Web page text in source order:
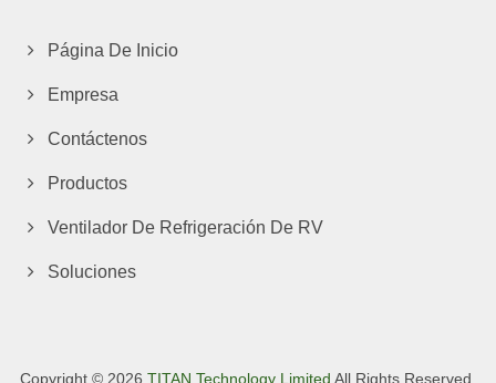
Página De Inicio
Empresa
Contáctenos
Productos
Ventilador De Refrigeración De RV
Soluciones
Copyright © 2026 TITAN Technology Limited All Rights Reserved.